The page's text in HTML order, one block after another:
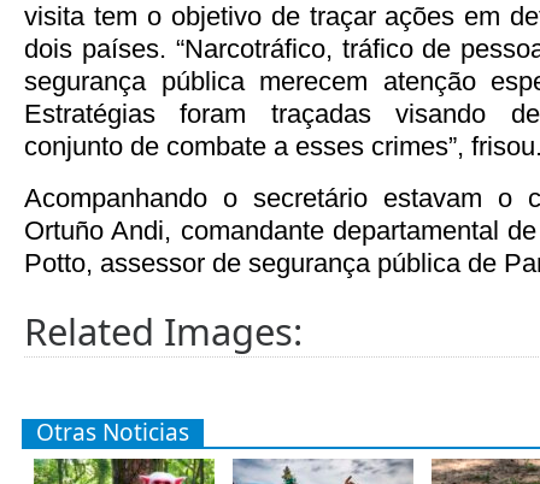
visita tem o objetivo de traçar ações em
dois países. “Narcotráfico, tráfico de
segurança pública merecem atenção
Estratégias foram traçadas visando
conjunto de combate a esses crimes”,
Acompanhando o secretário estavam o
Ortuño Andi, comandante departamental
Potto, assessor de segurança pública de
Related Images:
Otras Noticias